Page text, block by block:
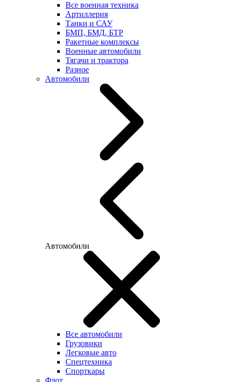
Все военная техника
Артиллерия
Танки и САУ
БМП, БМД, БТР
Ракетные комплексы
Военные автомобили
Тягачи и трактора
Разное
Автомобили
Автомобили
Все автомобили
Грузовики
Легковые авто
Спецтехника
Спорткары
Флот